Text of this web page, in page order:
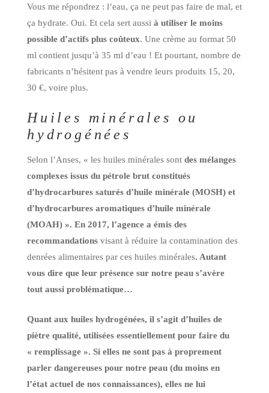
Vous me répondrez : l’eau, ça ne peut pas faire de mal, et
ça hydrate. Oui. Et cela sert aussi à utiliser le moins
possible d’actifs plus coûteux. Une crème au format 50
ml contient jusqu’à 35 ml d’eau ! Et pourtant, nombre de
fabricants n’hésitent pas à vendre leurs produits 15, 20,
30 €, voire plus.
Huiles minérales ou
hydrogénées
Selon l’Anses, « les huiles minérales sont des mélanges
complexes issus du pétrole brut constitués
d’hydrocarbures saturés d’huile minérale (MOSH) et
d’hydrocarbures aromatiques d’huile minérale
(MOAH) ». En 2017, l’agence a émis des
recommandations visant à réduire la contamination des
denrées alimentaires par ces huiles minérales. Autant
vous dire que leur présence sur notre peau s’avère
tout aussi problématique…
Quant aux huiles hydrogénées, il s’agit d’huiles de
piètre qualité, utilisées essentiellement pour faire du
« remplissage ». Si elles ne sont pas à proprement
parler dangereuses pour notre peau (du moins en
l’état actuel de nos connaissances), elles ne lui